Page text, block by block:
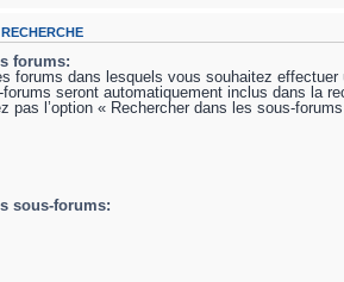
forums:
forums dans lesquels vous souhaitez effectuer
seront automatiquement inclus dans la
pas l’option « Rechercher dans les sous-
sous-forums: